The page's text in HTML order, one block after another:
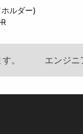
ルダー)
エンジニア